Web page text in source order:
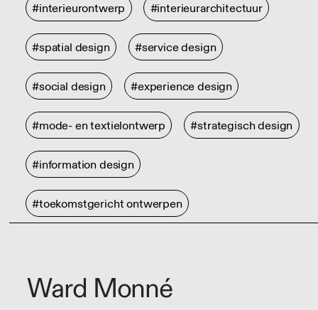
#interieurontwerp #interieurarchitectuur
#spatial design #service design
#social design #experience design
#mode- en textielontwerp #strategisch design
#information design
#toekomstgericht ontwerpen
Ward Monné